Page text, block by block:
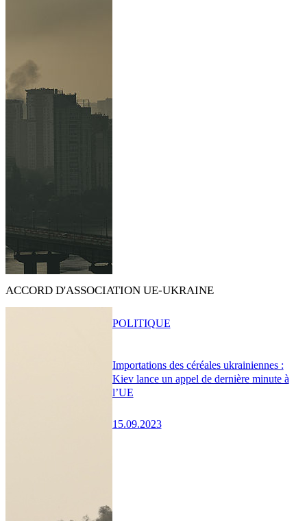
ACCORD D'ASSOCIATION UE-UKRAINE
Importations des céréales ukrainiennes :
Kiev lance un appel de dernière minute à
l’UE
15.09.2023
POLITIQUE